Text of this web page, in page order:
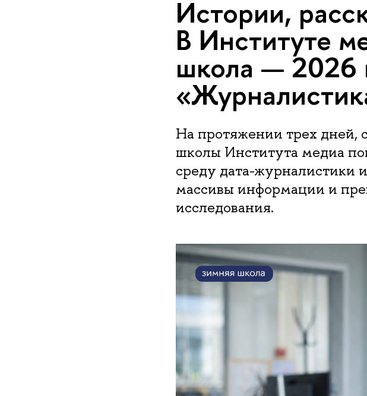
Истории,
В Институте
школа — 2026
На протяжении трех дней,
школы Института медиа
среду дата-журналистики
массивы информации и
исследования.